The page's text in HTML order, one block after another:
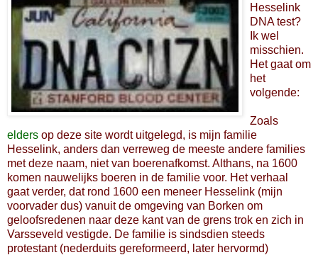
Hesselink
DNA test?
Ik wel
misschien.
Het gaat om
het
volgende:
Zoals
elders op deze site wordt uitgelegd, is mijn familie
Hesselink, anders dan verreweg de meeste andere families
met deze naam, niet van boerenafkomst. Althans, na 1600
komen nauwelijks boeren in de familie voor. Het verhaal
gaat verder, dat rond 1600 een meneer Hesselink (mijn
voorvader dus) vanuit de omgeving van Borken om
geloofsredenen naar deze kant van de grens trok en zich in
Varsseveld vestigde. De familie is sindsdien steeds
protestant (nederduits gereformeerd, later hervormd)